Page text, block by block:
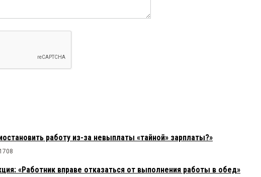
работу из-за невыплаты «тайной» зарплаты?»
1708
«Работник вправе отказаться от выполнения работы в обед»